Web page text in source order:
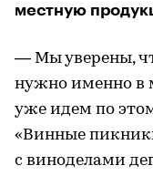
местную
— Мы уверены,
нужно именно в
уже идем по
«Винные
с виноделами